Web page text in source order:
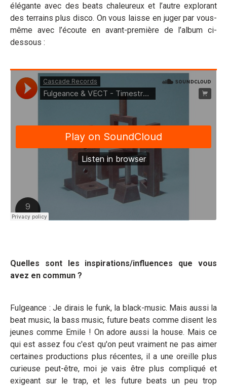
élégante avec des beats chaleureux et l’autre explorant
des terrains plus disco. On vous laisse en juger par vous-
même avec l’écoute en avant-première de l’album ci-
dessous :
Quelles sont les inspirations/influences que vous
avez en commun ?
Fulgeance : Je dirais le funk, la black-music. Mais aussi la
beat music, la bass music, future beats comme disent les
jeunes comme Emile ! On adore aussi la house. Mais ce
qui est assez fou c'est qu'on peut vraiment ne pas aimer
certaines productions plus récentes, il a une oreille plus
curieuse peut-être, moi je vais être plus compliqué et
exigeant sur le trap, et les future beats un peu trop